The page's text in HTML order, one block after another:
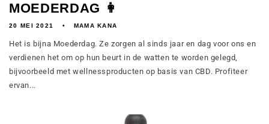
MOEDERDAG 👩
20 MEI 2021 MAMA KANA
Het is bijna Moederdag. Ze zorgen al sinds jaar en dag voor ons en
verdienen het om op hun beurt in de watten te worden gelegd,
bijvoorbeeld met wellnessproducten op basis van CBD. Profiteer
ervan...